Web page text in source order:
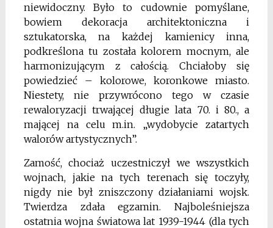
niewidoczny. Było to cudownie pomyślane,
bowiem dekoracja architektoniczna i
sztukatorska, na każdej kamienicy inna,
podkreślona tu została kolorem mocnym, ale
harmonizującym z całością. Chciałoby się
powiedzieć – kolorowe, koronkowe miasto.
Niestety, nie przywrócono tego w czasie
rewaloryzacji trwającej długie lata 70. i 80., a
mającej na celu m.in. „wydobycie zatartych
walorów artystycznych”.
Zamość, chociaż uczestniczył we wszystkich
wojnach, jakie na tych terenach się toczyły,
nigdy nie był zniszczony działaniami wojsk.
Twierdza zdała egzamin. Najboleśniejsza
ostatnia wojna światowa lat 1939-1944 (dla tych